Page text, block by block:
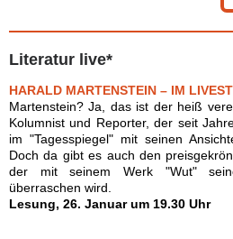
Literatur live*
HARALD MARTENSTEIN – IM
Martenstein? Ja, das ist der heiß
Kolumnist und Reporter, der seit
im "Tagesspiegel" mit seinen
Doch da gibt es auch den
der mit seinem Werk "Wut"
überraschen wird.
Lesung, 26. Januar um 19.30 Uhr